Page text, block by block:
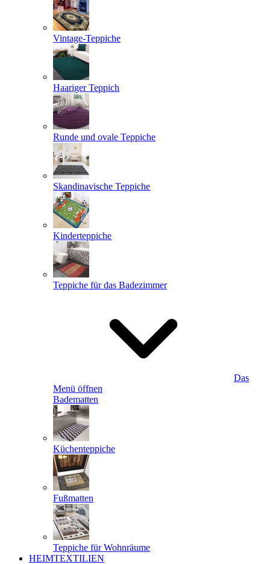
Vintage-Teppiche
Haariger Teppich
Runde und ovale Teppiche
Skandinavische Teppiche
Kinderteppiche
Teppiche für das Badezimmer
Das
Menü öffnen
Badematten
Küchenteppiche
Fußmatten
Teppiche für Wohnräume
HEIMTEXTILIEN